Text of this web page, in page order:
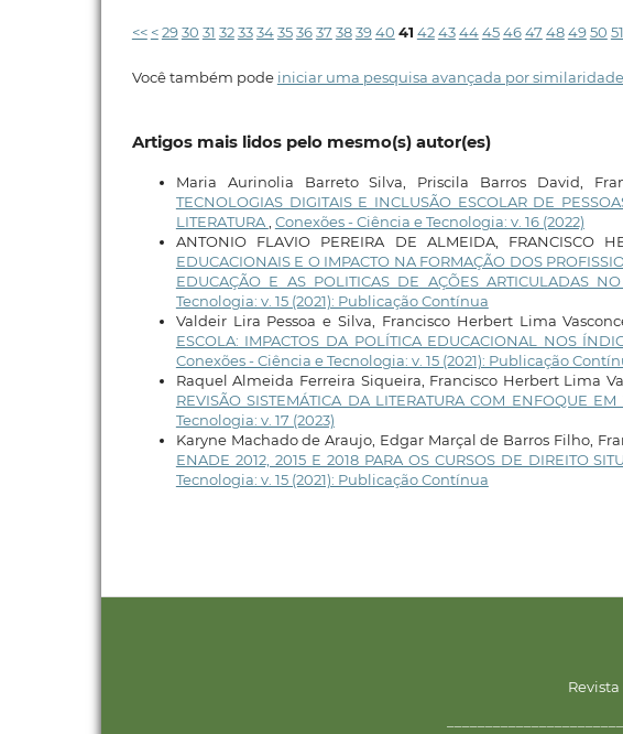
<< <2930 31 323334353637 383940 41 424344454647 484950 51
Você também pode iniciar uma pesquisa avançada por similaridade
Artigos mais lidos pelo mesmo(s) autor(es)
Maria Aurinolia Barreto Silva, Priscila Barros David,
TECNOLOGIAS DIGITAIS E INCLUSÃO ESCOLAR DE
LITERATURA, Conexões - Ciência e Tecnologia: v. 16 (2022)
ANTONIO FLAVIO PEREIRA DE ALMEIDA, FRANCISCO
EDUCACIONAIS E O IMPACTO NA FORMAÇÃO DOS
EDUCAÇÃO E AS POLITICAS DE AÇÕES ARTICULADAS
Tecnologia: v. 15 (2021): Publicação Contínua
Valdeir Lira Pessoa e Silva, Francisco Herbert Lima
ESCOLA: IMPACTOS DA POLÍTICA EDUCACIONAL NOS
Conexões - Ciência e Tecnologia: v. 15 (2021): Publicação
Raquel Almeida Ferreira Siqueira, Francisco Herbert Lima
REVISÃO SISTEMÁTICA DA LITERATURA COM ENFOQUE
Tecnologia: v. 17 (2023)
Karyne Machado de Araujo, Edgar Marçal de Barros Filho,
ENADE 2012, 2015 E 2018 PARA OS CURSOS DE DIREITO
Tecnologia: v. 15 (2021): Publicação Contínua